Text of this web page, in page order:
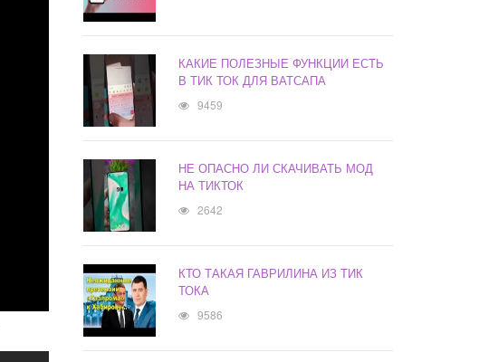
КАКИЕ ПОЛЕЗНЫЕ ФУНКЦИИ ЕСТЬ
В ТИК ТОК ДЛЯ ВАТСАПА
9459
НЕ ОПАСНО ЛИ СКАЧИВАТЬ МОД
НА ТИКТОК
2642
КТО ТАКАЯ ГАВРИЛИНА ИЗ ТИК
ТОКА
9586